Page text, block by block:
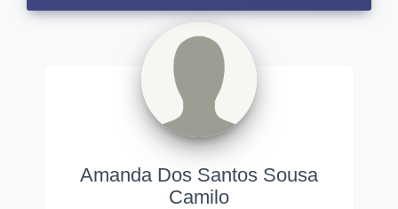
Amanda Dos Santos Sousa
Camilo